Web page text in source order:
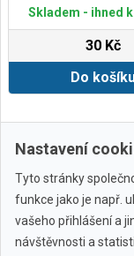
Skladem - ihned
30 Kč
Do
Nastavení
Tyto stránky
funkce jako je např.
vašeho přihlášení a
návštěvnosti a